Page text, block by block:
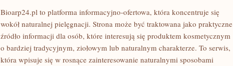
Bioarp24.pl to platforma informacyjno-ofertowa, która koncentruje się
wokół naturalnej pielęgnacji. Strona może być traktowana jako praktyczne
źródło informacji dla osób, które interesują się produktem kosmetycznym
o bardziej tradycyjnym, ziołowym lub naturalnym charakterze. To serwis,
która wpisuje się w rosnące zainteresowanie naturalnymi sposobami